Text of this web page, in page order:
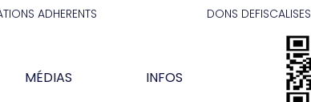
ADHERENTS DONS DEFISCALISES
MÉDIAS INFOS